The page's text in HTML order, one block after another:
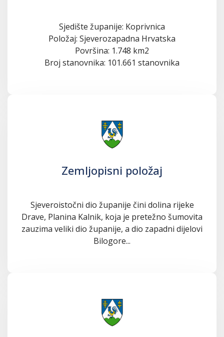
Sjedište županije: Koprivnica
Položaj: Sjeverozapadna Hrvatska
Površina: 1.748 km2
Broj stanovnika: 101.661 stanovnika
Zemljopisni položaj
Sjeveroistočni dio županije čini dolina rijeke
Drave, Planina Kalnik, koja je pretežno šumovita
zauzima veliki dio županije, a dio zapadni dijelovi
Bilogore...